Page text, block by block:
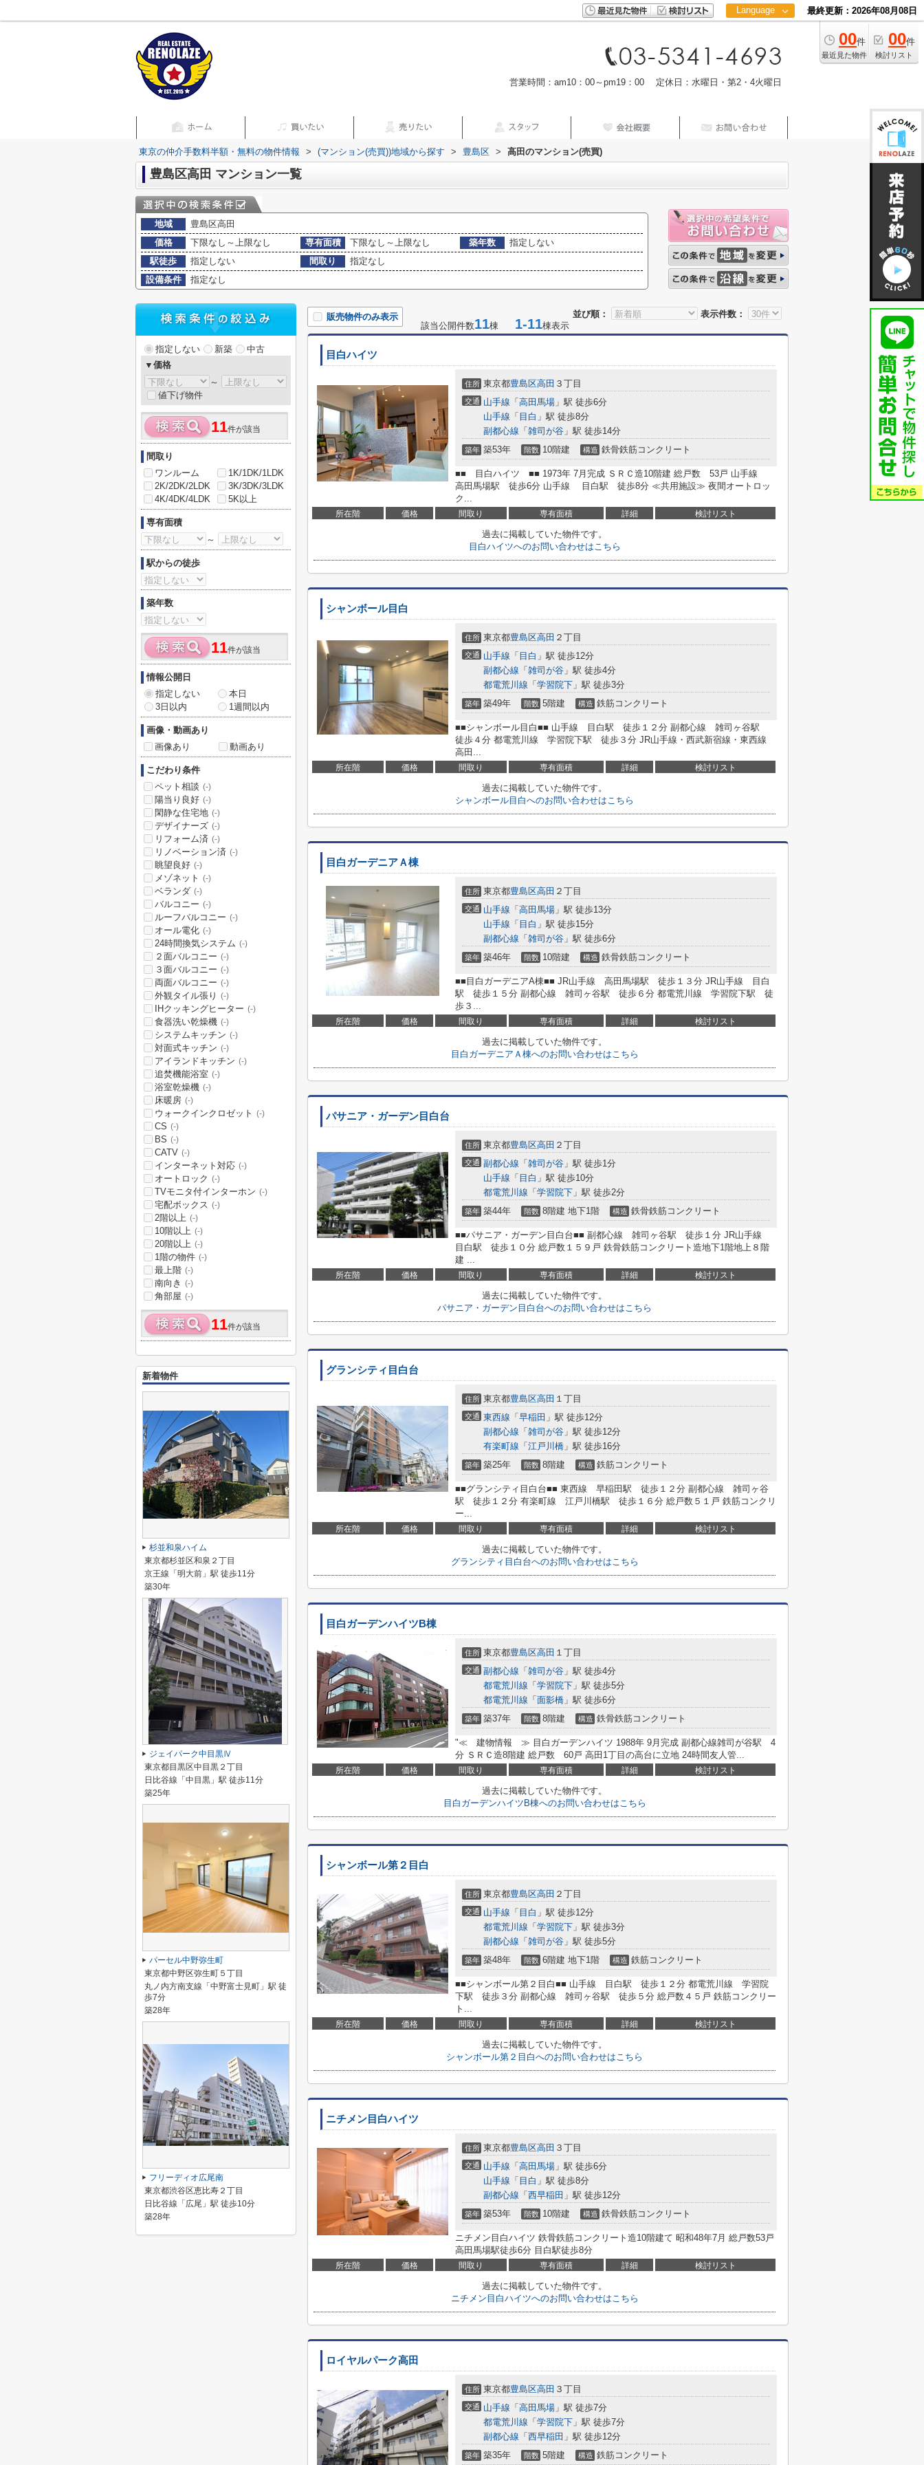
Language
中文
最終更新：2026年08月08日
00件
最近見た物件
00件
検討リスト
営業時間：am10：00～pm19：00 定休日：水曜日・第2・4火曜日
東京の仲介手数料半額・無料の物件情報 > (マンション(売買))地域から探す > 豊島区 > 高田のマンション(売買)
豊島区高田 マンション一覧
地域
豊島区高田
価格
下限なし～上限なし 専有面積 下限なし～上限なし 築年数
指定しない
駅徒歩
指定しない 間取り
指定なし
設備条件
指定なし
並び順： 表示件数：
販売物件のみ表示
該当公開件数11棟 1-11棟表示
目白ハイツ
住所 東京都豊島区高田 ３丁目
交通 山手線 「 高田馬場 」駅 徒歩6分
山手線 「 目白 」駅 徒歩8分
副都心線 「 雑司が谷 」駅 徒歩14分
築年 築53年 階数 10階建 構造 鉄骨鉄筋コンクリート
■■ 目白ハイツ ■■ 1973年 7月完成 ＳＲＣ造10階建 総戸数 53戸 山手線
高田馬場駅 徒歩6分 山手線 目白駅 徒歩8分 ≪共用施設≫ 夜間オートロッ
ク...
所在階 価格 間取り 専有面積 詳細 検討リスト
過去に掲載していた物件です。
目白ハイツへのお問い合わせはこちら
シャンボール目白
住所 東京都豊島区高田 ２丁目
交通 山手線 「 目白 」駅 徒歩12分
副都心線 「 雑司が谷 」駅 徒歩4分
都電荒川線 「 学習院下 」駅 徒歩3分
築年 築49年 階数 5階建 構造 鉄筋コンクリート
■■シャンボール目白■■ 山手線 目白駅 徒歩１２分 副都心線 雑司ヶ谷駅
徒歩４分 都電荒川線 学習院下駅 徒歩３分 JR山手線・西武新宿線・東西線
高田...
所在階 価格 間取り 専有面積 詳細 検討リスト
過去に掲載していた物件です。
シャンボール目白へのお問い合わせはこちら
目白ガーデニアＡ棟
住所 東京都豊島区高田 ２丁目
交通 山手線 「 高田馬場 」駅 徒歩13分
山手線 「 目白 」駅 徒歩15分
副都心線 「 雑司が谷 」駅 徒歩6分
築年 築46年 階数 10階建 構造 鉄骨鉄筋コンクリート
■■目白ガーデニアA棟■■ JR山手線 高田馬場駅 徒歩１３分 JR山手線 目白
駅 徒歩１５分 副都心線 雑司ヶ谷駅 徒歩６分 都電荒川線 学習院下駅 徒
歩３...
所在階 価格 間取り 専有面積 詳細 検討リスト
過去に掲載していた物件です。
目白ガーデニアＡ棟へのお問い合わせはこちら
パサニア・ガーデン目白台
住所 東京都豊島区高田 ２丁目
交通 副都心線 「 雑司が谷 」駅 徒歩1分
山手線 「 目白 」駅 徒歩10分
都電荒川線 「 学習院下 」駅 徒歩2分
築年 築44年 階数 8階建 地下1階 構造 鉄骨鉄筋コンクリート
■■パサニア・ガーデン目白台■■ 副都心線 雑司ヶ谷駅 徒歩１分 JR山手線
目白駅 徒歩１０分 総戸数１５９戸 鉄骨鉄筋コンクリート造地下1階地上８階
建 ...
所在階 価格 間取り 専有面積 詳細 検討リスト
過去に掲載していた物件です。
パサニア・ガーデン目白台へのお問い合わせはこちら
グランシティ目白台
住所 東京都豊島区高田 １丁目
交通 東西線 「 早稲田 」駅 徒歩12分
副都心線 「 雑司が谷 」駅 徒歩12分
有楽町線 「 江戸川橋 」駅 徒歩16分
築年 築25年 階数 8階建 構造 鉄筋コンクリート
■■グランシティ目白台■■ 東西線 早稲田駅 徒歩１２分 副都心線 雑司ヶ谷
駅 徒歩１２分 有楽町線 江戸川橋駅 徒歩１６分 総戸数５１戸 鉄筋コンクリ
ー...
所在階 価格 間取り 専有面積 詳細 検討リスト
過去に掲載していた物件です。
グランシティ目白台へのお問い合わせはこちら
目白ガーデンハイツB棟
住所 東京都豊島区高田 １丁目
交通 副都心線 「 雑司が谷 」駅 徒歩4分
都電荒川線 「 学習院下 」駅 徒歩5分
都電荒川線 「 面影橋 」駅 徒歩6分
築年 築37年 階数 8階建 構造 鉄骨鉄筋コンクリート
"≪ 建物情報 ≫ 目白ガーデンハイツ 1988年 9月完成 副都心線雑司が谷駅 4
分 ＳＲＣ造8階建 総戸数 60戸 高田1丁目の高台に立地 24時間友人管...
所在階 価格 間取り 専有面積 詳細 検討リスト
過去に掲載していた物件です。
目白ガーデンハイツB棟へのお問い合わせはこちら
シャンボール第２目白
住所 東京都豊島区高田 ２丁目
交通 山手線 「 目白 」駅 徒歩12分
都電荒川線 「 学習院下 」駅 徒歩3分
副都心線 「 雑司が谷 」駅 徒歩5分
築年 築48年 階数 6階建 地下1階 構造 鉄筋コンクリート
■■シャンボール第２目白■■ 山手線 目白駅 徒歩１２分 都電荒川線 学習院
下駅 徒歩３分 副都心線 雑司ヶ谷駅 徒歩５分 総戸数４５戸 鉄筋コンクリー
ト...
所在階 価格 間取り 専有面積 詳細 検討リスト
過去に掲載していた物件です。
シャンボール第２目白へのお問い合わせはこちら
ニチメン目白ハイツ
住所 東京都豊島区高田 ３丁目
交通 山手線 「 高田馬場 」駅 徒歩6分
山手線 「 目白 」駅 徒歩8分
副都心線 「 西早稲田 」駅 徒歩12分
築年 築53年 階数 10階建 構造 鉄骨鉄筋コンクリート
ニチメン目白ハイツ 鉄骨鉄筋コンクリート造10階建て 昭和48年7月 総戸数53戸
高田馬場駅徒歩6分 目白駅徒歩8分
所在階 価格 間取り 専有面積 詳細 検討リスト
過去に掲載していた物件です。
ニチメン目白ハイツへのお問い合わせはこちら
ロイヤルパーク高田
住所 東京都豊島区高田 ３丁目
交通 山手線 「 高田馬場 」駅 徒歩7分
都電荒川線 「 学習院下 」駅 徒歩7分
副都心線 「 西早稲田 」駅 徒歩12分
築年 築35年 階数 5階建 構造 鉄筋コンクリート
指定しない 新築
中古
▼価格
～
値下げ物件
11件が該当
間取り
ワンルーム
1K/1DK/1LDK
2K/2DK/2LDK
3K/3DK/3LDK
4K/4DK/4LDK
5K以上
専有面積
～
駅からの徒歩
築年数
11件が該当
情報公開日
指定しない
本日
3日以内
1週間以内
画像・動画あり
画像あり
動画あり
こだわり条件
ペット相談 (-)
陽当り良好 (-)
閑静な住宅地 (-)
デザイナーズ (-)
リフォーム済 (-)
リノベーション済 (-)
眺望良好 (-)
メゾネット (-)
ベランダ (-)
バルコニー (-)
ルーフバルコニー (-)
オール電化 (-)
24時間換気システム (-)
２面バルコニー (-)
３面バルコニー (-)
両面バルコニー (-)
外観タイル張り (-)
IHクッキングヒーター (-)
食器洗い乾燥機 (-)
システムキッチン (-)
対面式キッチン (-)
アイランドキッチン (-)
追焚機能浴室 (-)
浴室乾燥機 (-)
床暖房 (-)
ウォークインクロゼット (-)
CS (-)
BS (-)
CATV (-)
インターネット対応 (-)
オートロック (-)
TVモニタ付インターホン (-)
宅配ボックス (-)
2階以上 (-)
10階以上 (-)
20階以上 (-)
1階の物件 (-)
最上階 (-)
南向き (-)
角部屋 (-)
11件が該当
新着物件
杉並和泉ハイム
東京都杉並区和泉２丁目
京王線「明大前」駅 徒歩11分
築30年
ジェイパーク中目黒Ⅳ
東京都目黒区中目黒２丁目
日比谷線「中目黒」駅 徒歩11分
築25年
パーセル中野弥生町
東京都中野区弥生町５丁目
丸ノ内方南支線「中野富士見町」駅 徒
歩7分
築28年
フリーディオ広尾南
東京都渋谷区恵比寿２丁目
日比谷線「広尾」駅 徒歩10分
築28年